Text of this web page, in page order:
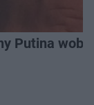
Putina